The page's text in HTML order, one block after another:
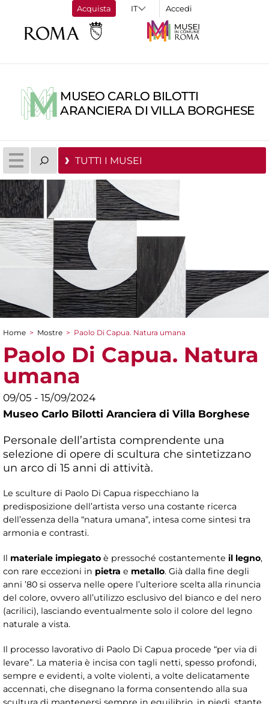
Acquista Accedi
MUSEO CARLO BILOTTI
ARANCIERA DI VILLA BORGHESE
TUTTI I MUSEI
Tu sei qui
Home > Mostre > Paolo Di Capua. Natura umana
Paolo Di Capua. Natura
umana
09/05 - 15/09/2024
Museo Carlo Bilotti Aranciera di Villa Borghese
Personale dell’artista comprendente una
selezione di opere di scultura che sintetizzano
un arco di 15 anni di attività.
Le sculture di Paolo Di Capua rispecchiano la
predisposizione dell’artista verso una costante ricerca
dell’essenza della “natura umana”, intesa come sintesi tra
armonia e contrasti.
Il materiale impiegato è pressoché costantemente il legno,
con rare eccezioni in pietra e metallo. Già dalla fine degli
anni ’80 si osserva nelle opere l’ulteriore scelta alla rinuncia
del colore, ovvero all’utilizzo esclusivo del bianco e del nero
(acrilici), lasciando eventualmente solo il colore del legno
naturale a vista.
Il processo lavorativo di Paolo Di Capua procede “per via di
levare”. La materia è incisa con tagli netti, spesso profondi,
sempre e evidenti, a volte violenti, a volte delicatamente
accennati, che disegnano la forma consentendo alla sua